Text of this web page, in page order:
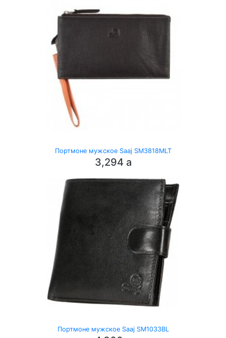
Портмоне мужское Saaj SM3818MLT
3,294 a
Портмоне мужское Saaj SM1033BL